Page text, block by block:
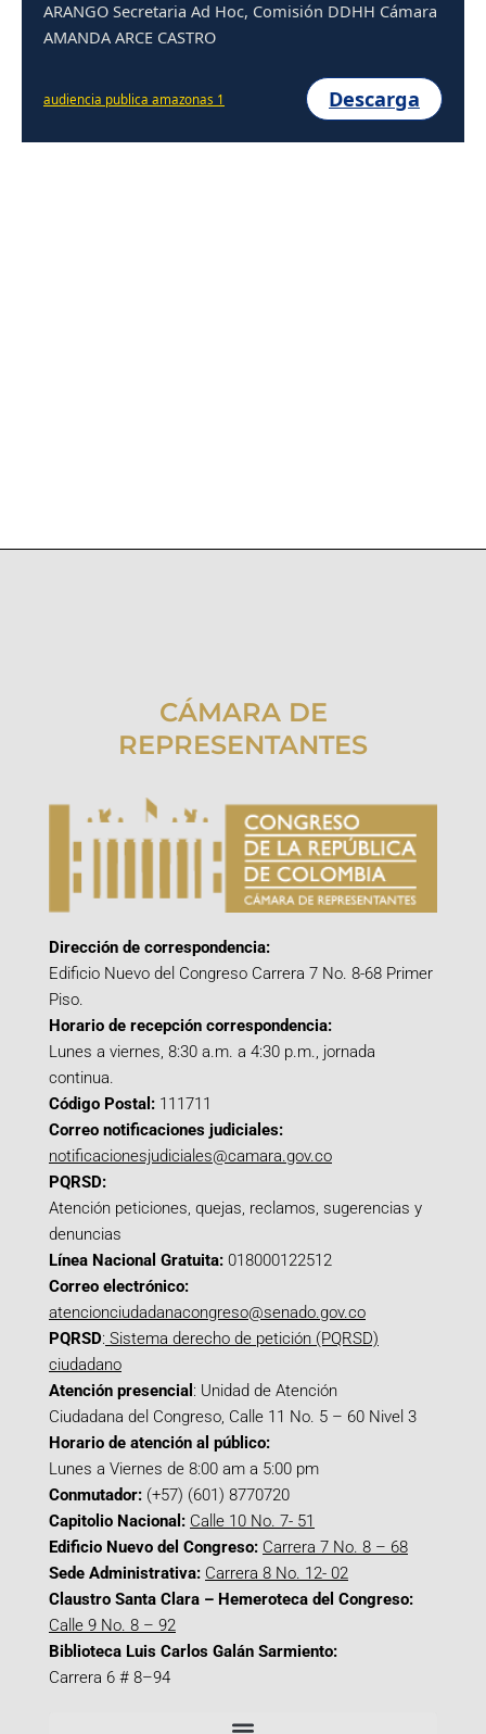
ARANGO Secretaria Ad Hoc, Comisión DDHH Cámara
AMANDA ARCE CASTRO
audiencia publica amazonas 1 Descarga
CÁMARA DE
REPRESENTANTES
Dirección de correspondencia:
Edificio Nuevo del Congreso Carrera 7 No. 8-68 Primer
Piso.
Horario de recepción correspondencia:
Lunes a viernes, 8:30 a.m. a 4:30 p.m., jornada
continua.
Código Postal: 111711
Correo notificaciones judiciales:
notificacionesjudiciales@camara.gov.co
PQRSD:
Atención peticiones, quejas, reclamos, sugerencias y
denuncias
Línea Nacional Gratuita: 018000122512
Correo electrónico:
atencionciudadanacongreso@senado.gov.co
PQRSD: Sistema derecho de petición (PQRSD)
ciudadano
Atención presencial : Unidad de Atención
Ciudadana del Congreso, Calle 11 No. 5 – 60 Nivel 3
Horario de atención al público:
Lunes a Viernes de 8:00 am a 5:00 pm
Conmutador: (+57) (601) 8770720
Capitolio Nacional: Calle 10 No. 7- 51
Edificio Nuevo del Congreso: Carrera 7 No. 8 – 68
Sede Administrativa: Carrera 8 No. 12- 02
Claustro Santa Clara – Hemeroteca del Congreso:
Calle 9 No. 8 – 92
Biblioteca Luis Carlos Galán Sarmiento:
Carrera 6 # 8–94